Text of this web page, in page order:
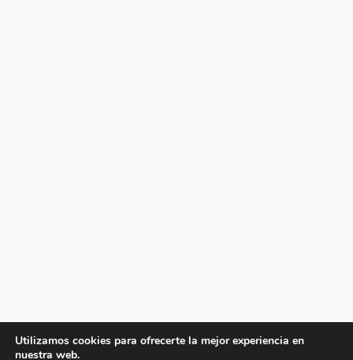
Utilizamos cookies para ofrecerte la mejor experiencia en
nuestra web.